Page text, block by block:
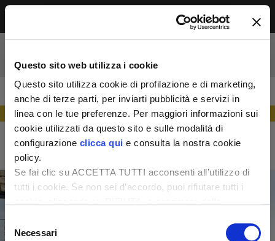
Questo sito web utilizza i cookie
Questo sito utilizza cookie di profilazione e di marketing,
anche di terze parti, per inviarti pubblicità e servizi in
linea con le tue preferenze. Per maggiori informazioni sui
cookie utilizzati da questo sito e sulle modalità di
configurazione clicca qui e consulta la nostra cookie
policy.
Se fai clic su ACCETTA TUTTI acconsenti all’utilizzo di
tutti i cookie. Se non sei d’accordo, puoi rifiutare tutti i
desideri accettare e cliccando ACCETTA SELEZIONATI.
Selezione
delNecessari
Accesso riservato agli abbonati
Per leggere questo contenuto, devi essere
abbonato alla rivista. Se sei già abbonato,
accedi subito per continuare la lettura.
Se non sei ancora dei nostri, abbonati ora e
accedi ai tuoi contenuti!